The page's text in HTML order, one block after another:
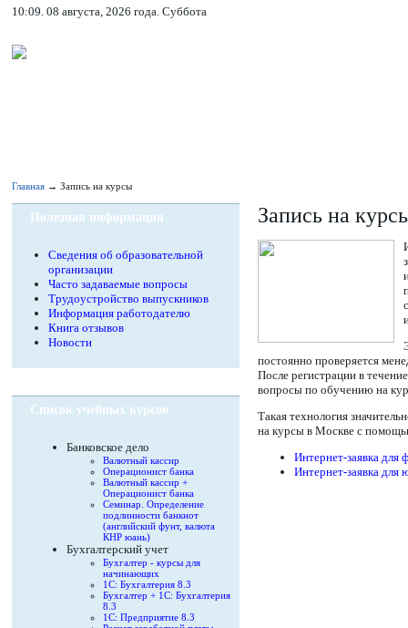
10:09. 08 августа, 2026 года. Суббота
Главная → Запись на курсы
Полезная информация
Сведения об образовательной
организации
Часто задаваемые вопросы
Трудоустройство выпускников
Информация работодателю
Книга отзывов
Новости
Список учебных курсов
Банковское дело
Валютный кассир
Операционист банка
Валютный кассир +
Операционист банка
Семинар. Определение
подлинности банкнот
(английский фунт, валюта
КНР юань)
Бухгалтерский учет
Бухгалтер - курсы для
начинающих
1С: Бухгалтерия 8.3
Бухгалтер + 1С: Бухгалтерия
8.3
1С: Предприятие 8.3
Запись на
постоянно проверяется
После регистрации в
вопросы по обучению на
Такая технология
на курсы в Москве с
Интернет-заявка для
Интернет-заявка для